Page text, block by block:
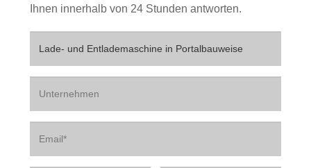
Ihnen innerhalb von 24 Stunden antworten.